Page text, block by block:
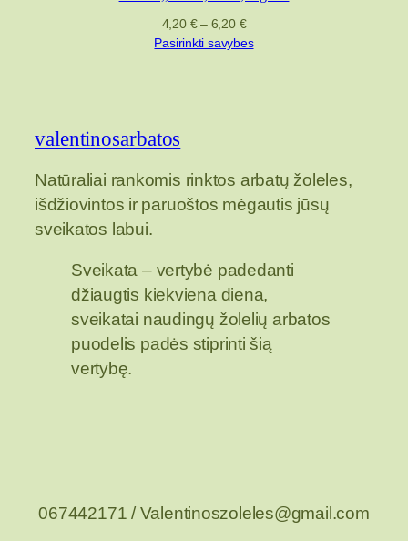
4,20 € – 6,20 €Price
range:
Pasirinkti savybes
valentinosarbatos
Natūraliai rankomis rinktos arbatų žoleles,
išdžiovintos ir paruoštos mėgautis jūsų
sveikatos labui.
Sveikata – vertybė padedanti
džiaugtis kiekviena diena,
sveikatai naudingų žolelių arbatos
puodelis padės stiprinti šią
vertybę.
067442171 / Valentinoszoleles@gmail.com